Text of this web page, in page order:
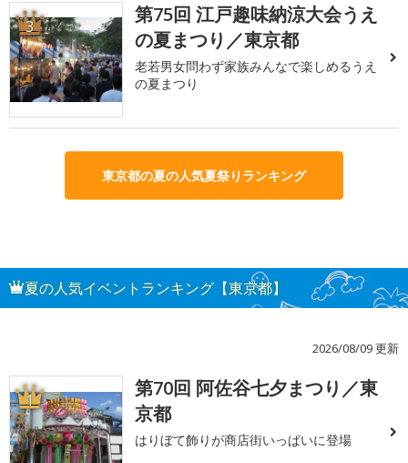
3
第75回 江戸趣味納涼大会うえ
の夏まつり／東京都
老若男女問わず家族みんなで楽しめるうえ
の夏まつり
東京都の夏の人気夏祭りランキング
夏の人気イベントランキング【東京都】
2026/08/09 更新
1
第70回 阿佐谷七夕まつり／東
京都
はりぼて飾りが商店街いっぱいに登場